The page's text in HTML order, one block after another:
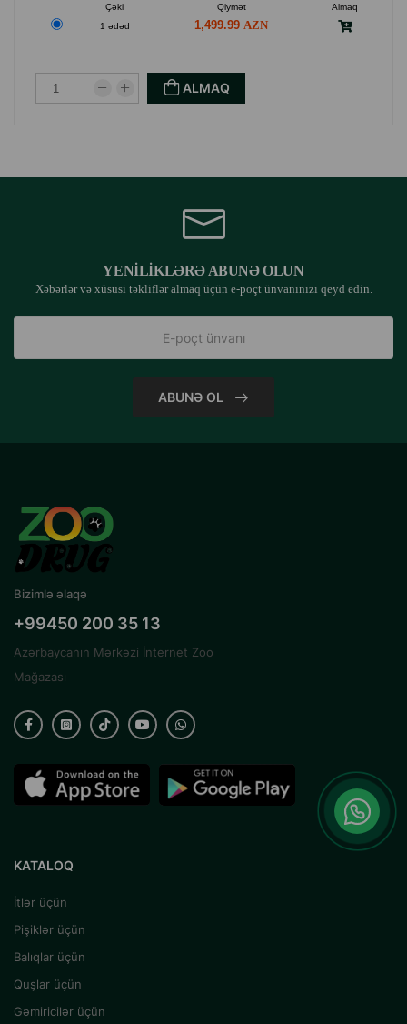
7. Asan təmizləmə və servis
prosesini xeyli sadələşdirir.
Materiallar: PP, ABS, TPE, silikon
Baraban həcmi: 76 L
Yaş məhdudiyyəti: 6 aydan yuxarı pişiklər üçün
Çəki Qiymət
Almaq
1 ədəd
1,499.99
ALMAQ
YENILIKLƏRƏ ABUNƏ OLUN
Xəbərlər və xüsusi təkliflər almaq üçün e-poçt ünvanınızı qeyd edin.
ABUNƏ OL
Bizimlə əlaqə
+99450 200 35 13
Azərbaycanın Mərkəzi İnternet Zoo
Mağazası
KATALOQ
İtlər üçün
Pişiklər üçün
Balıqlar üçün
Quşlar üçün
Gəmiricilər üçün